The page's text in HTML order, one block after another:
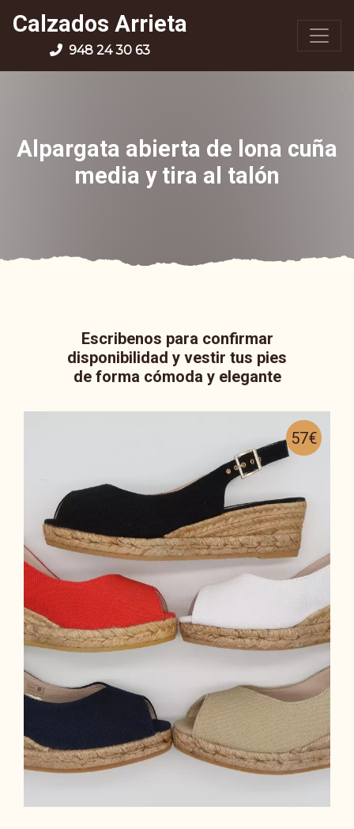
Calzados Arrieta
948 24 30 63
Alpargata abierta de lona cuña
media y tira al talón
Escribenos para confirmar
disponibilidad y vestir tus pies
de forma cómoda y elegante
57€